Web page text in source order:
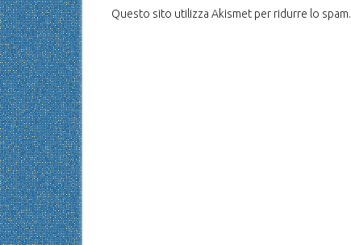
Questo sito utilizza Akismet per ridurre lo spam.